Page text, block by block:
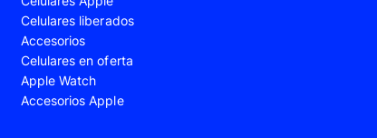
Samsung Galaxy A33
Samsung Galaxy A53
Samsung Galaxy S22
Samsung Galaxy S23 Ultra
Celulares liberados
Accesorios
Celulares en oferta
Apple Watch
Accesorios Apple